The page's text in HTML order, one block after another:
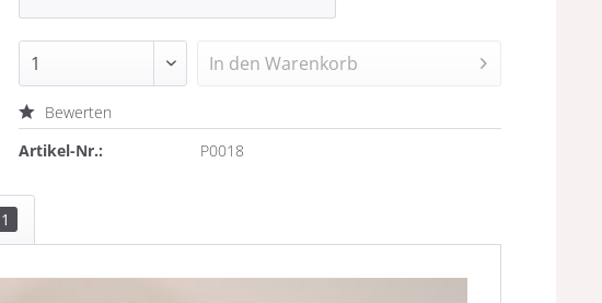
In den Warenkorb
Bewerten
Artikel-Nr.:
P0018
1